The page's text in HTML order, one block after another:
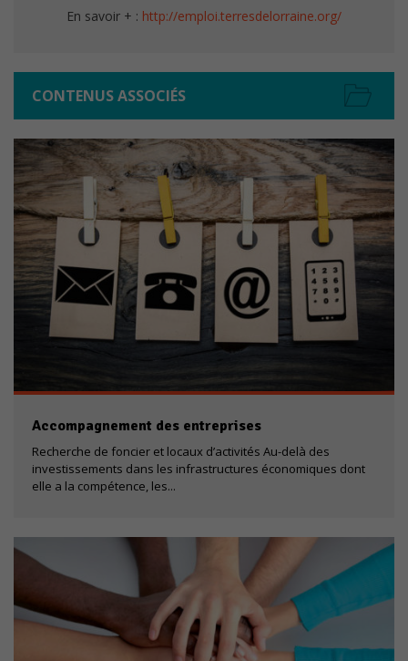
En savoir + : http://emploi.terresdelorraine.org/
CONTENUS ASSOCIÉS
Accompagnement des entreprises
Recherche de foncier et locaux d’activités Au-delà des
investissements dans les infrastructures économiques dont
elle a la compétence, les...